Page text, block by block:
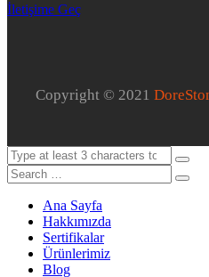
İletişime Geç
Copyright © 2021
Ana Sayfa
Hakkımızda
Sertifikalar
Ürünlerimiz
Blog